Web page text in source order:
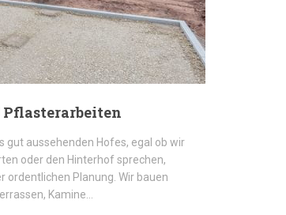
Pflasterarbeiten
gut aussehenden Hofes, egal ob wir
oder den Hinterhof sprechen,
ordentlichen Planung. Wir bauen
Kamine…